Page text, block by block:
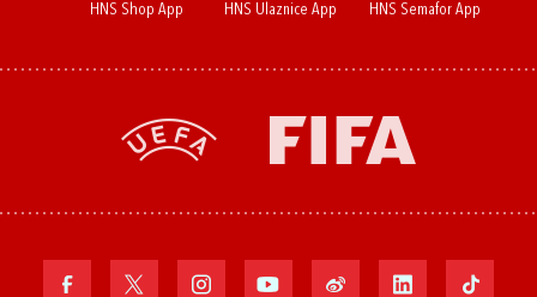
HNS Shop App HNS Ulaznice App HNS Semafor App